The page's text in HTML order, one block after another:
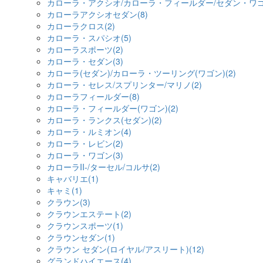
カローラ・アクシオ/カローラ・フィールダー/セダン・ワ
カローラアクシオセダン(8)
カローラクロス(2)
カローラ・スパシオ(5)
カローラスポーツ(2)
カローラ・セダン(3)
カローラ(セダン)/カローラ・ツーリング(ワゴン)(2)
カローラ・セレス/スプリンター/マリノ(2)
カローラフィールダー(8)
カローラ・フィールダー(ワゴン)(2)
カローラ・ランクス(セダン)(2)
カローラ・ルミオン(4)
カローラ・レビン(2)
カローラ・ワゴン(3)
カローラII-/ターセル/コルサ(2)
キャバリエ(1)
キャミ(1)
クラウン(3)
クラウンエステート(2)
クラウンスポーツ(1)
クラウンセダン(1)
クラウン セダン(ロイヤル/アスリート)(12)